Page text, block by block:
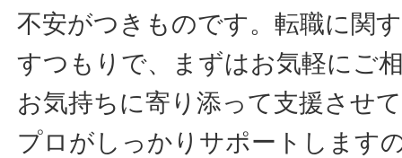
不安がつきものです。転職に関
すつもりで、まずはお気軽にご
お気持ちに寄り添って支援させ
プロがしっかりサポートします